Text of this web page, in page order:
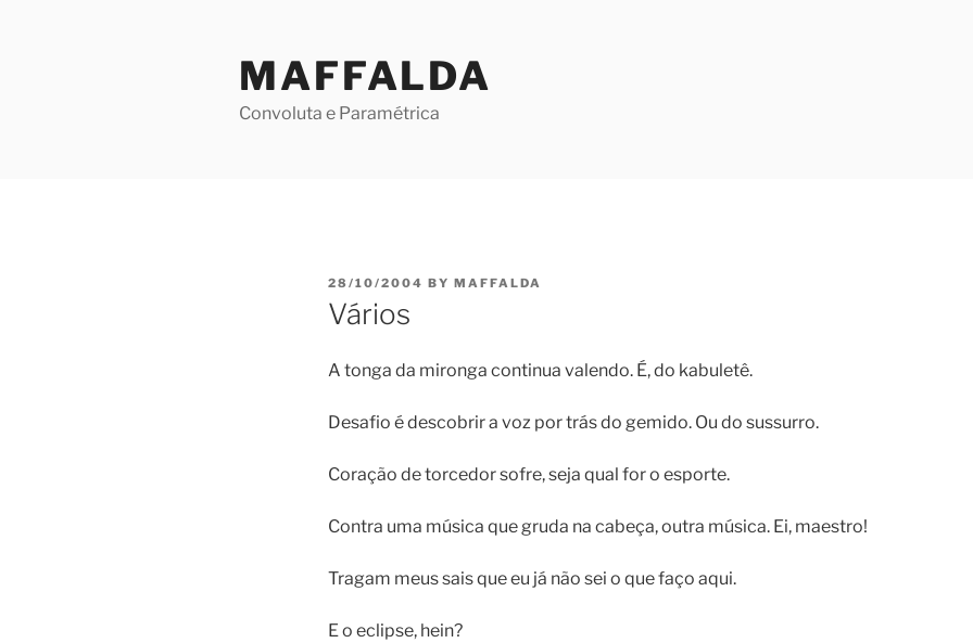
MAFFALDA
Convoluta e Paramétrica
POSTED
ON
28/10/2004 BY MAFFALDA
Vários
A tonga da mironga continua valendo. É, do kabuletê.
Desafio é descobrir a voz por trás do gemido. Ou do sussurro.
Coração de torcedor sofre, seja qual for o esporte.
Contra uma música que gruda na cabeça, outra música. Ei, maestro!
Tragam meus sais que eu já não sei o que faço aqui.
E o eclipse, hein?